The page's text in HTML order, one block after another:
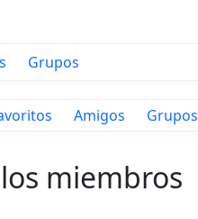
Grupos
Amigos Grupos
miembros